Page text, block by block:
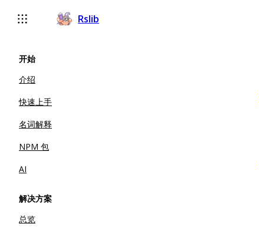
Rslib
开始
介绍
快速上手
名词解释
NPM 包
AI
解决方案
总览